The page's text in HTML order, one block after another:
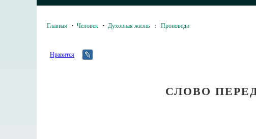
Главная Человек Духовная жизнь : Проповеди
Нравится
СЛОВО